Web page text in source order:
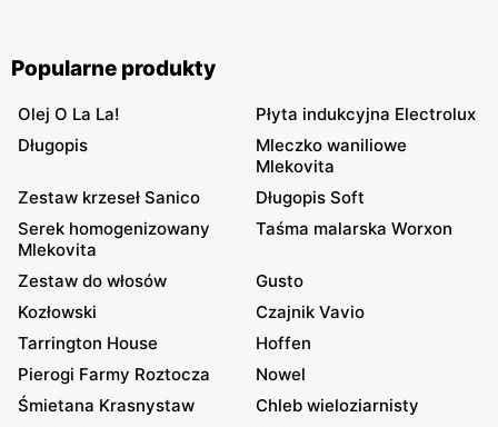
Popularne produkty
Olej O La La!
Płyta indukcyjna Electrolux
Długopis
Mleczko waniliowe
Mlekovita
Zestaw krzeseł Sanico
Długopis Soft
Serek homogenizowany
Mlekovita
Taśma malarska Worxon
Zestaw do włosów
Gusto
Kozłowski
Czajnik Vavio
Tarrington House
Hoffen
Pierogi Farmy Roztocza
Nowel
Śmietana Krasnystaw
Chleb wieloziarnisty